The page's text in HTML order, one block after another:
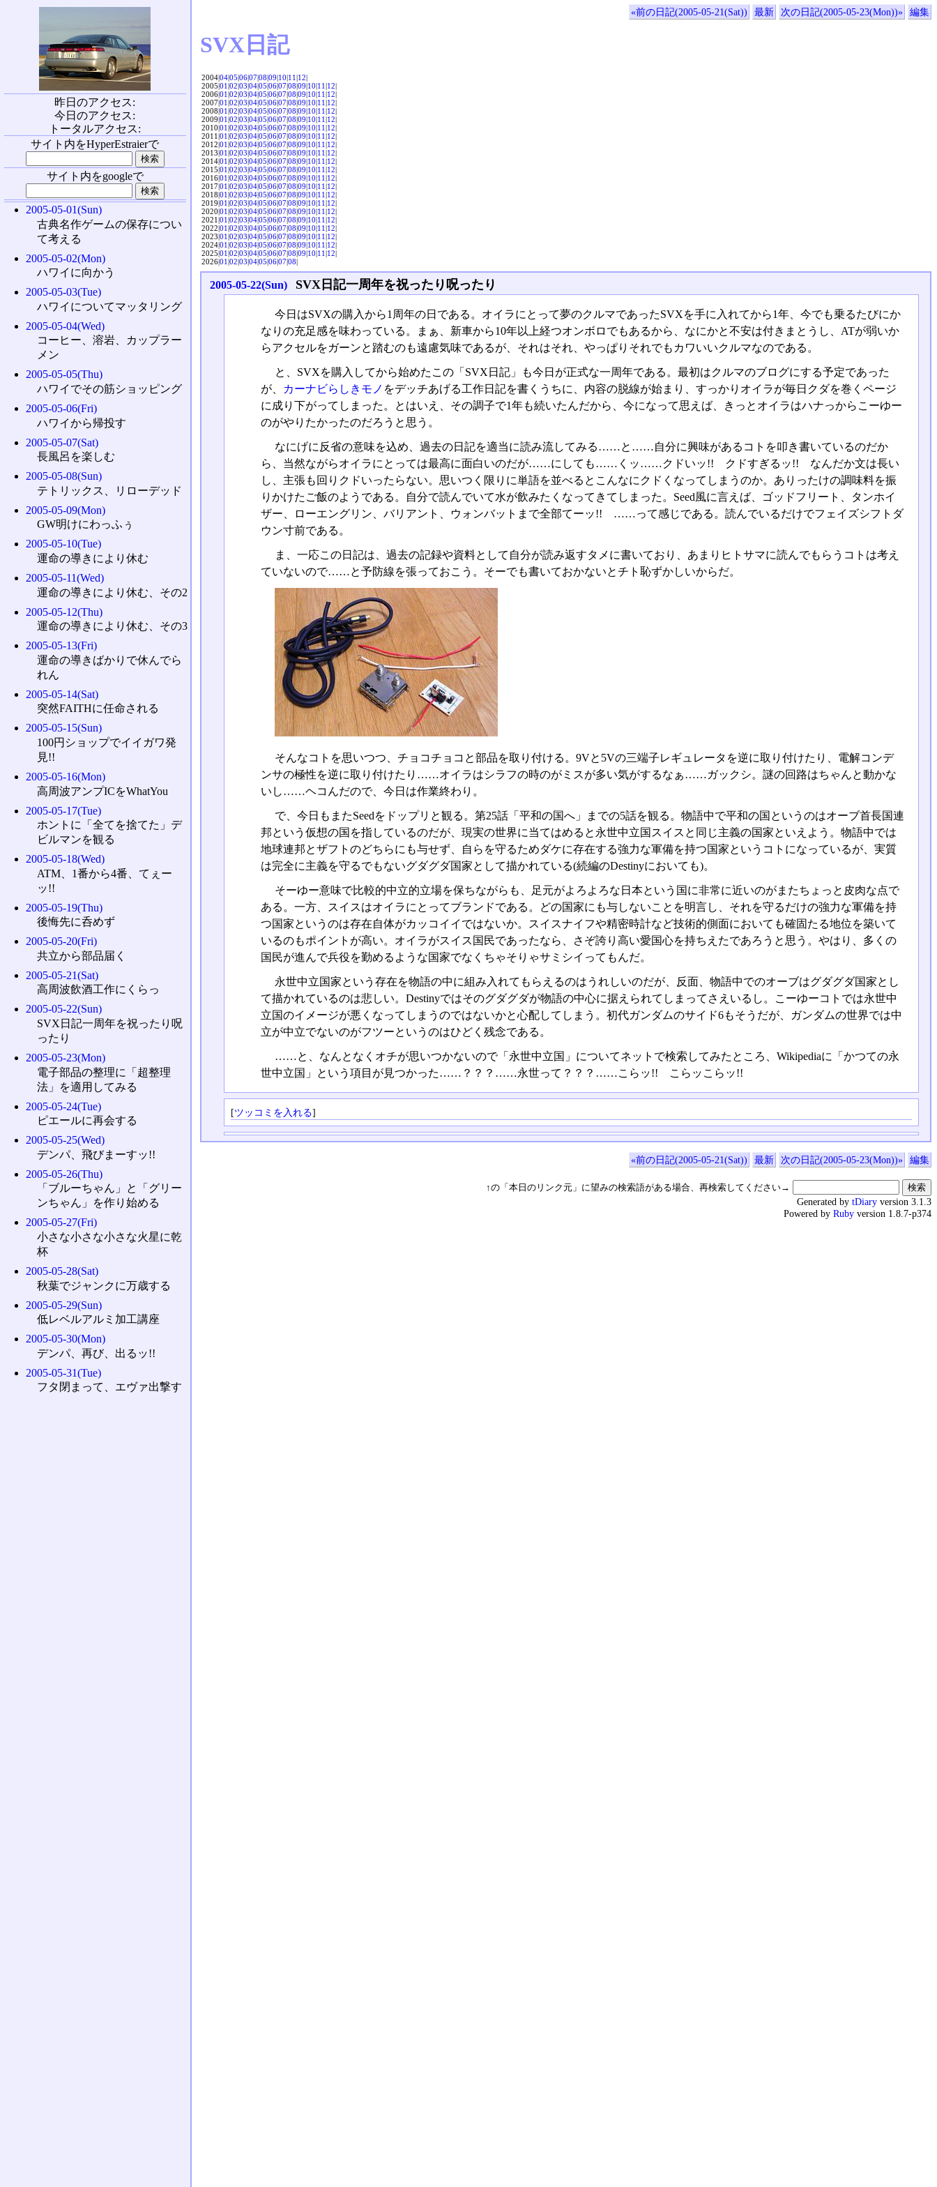
«前の日記(2005-05-21(Sat)) 最新 次の日記(2005-05-23(Mon))» 編集
SVX日記
2004|04|05|06|07|08|09|10|11|12|
2005|01|02|03|04|05|06|07|08|09|10|11|12|
2006|01|02|03|04|05|06|07|08|09|10|11|12|
2007|01|02|03|04|05|06|07|08|09|10|11|12|
2008|01|02|03|04|05|06|07|08|09|10|11|12|
2009|01|02|03|04|05|06|07|08|09|10|11|12|
2010|01|02|03|04|05|06|07|08|09|10|11|12|
2011|01|02|03|04|05|06|07|08|09|10|11|12|
2012|01|02|03|04|05|06|07|08|09|10|11|12|
2013|01|02|03|04|05|06|07|08|09|10|11|12|
2014|01|02|03|04|05|06|07|08|09|10|11|12|
2015|01|02|03|04|05|06|07|08|09|10|11|12|
2016|01|02|03|04|05|06|07|08|09|10|11|12|
2017|01|02|03|04|05|06|07|08|09|10|11|12|
2018|01|02|03|04|05|06|07|08|09|10|11|12|
2019|01|02|03|04|05|06|07|08|09|10|11|12|
2020|01|02|03|04|05|06|07|08|09|10|11|12|
2021|01|02|03|04|05|06|07|08|09|10|11|12|
2022|01|02|03|04|05|06|07|08|09|10|11|12|
2023|01|02|03|04|05|06|07|08|09|10|11|12|
2024|01|02|03|04|05|06|07|08|09|10|11|12|
2025|01|02|03|04|05|06|07|08|09|10|11|12|
2026|01|02|03|04|05|06|07|08|
2005-05-22(Sun) SVX日記一周年を祝ったり呪ったり
今日はSVXの購入から1周年の日である。オイラにとって夢のクルマであったSVXを手に入れてから1年、今でも乗るたびにか
なりの充足感を味わっている。まぁ、新車から10年以上経つオンボロでもあるから、なにかと不安は付きまとうし、ATが弱いか
らアクセルをガーンと踏むのも遠慮気味であるが、それはそれ、やっぱりそれでもカワいいクルマなのである。
と、SVXを購入してから始めたこの「SVX日記」も今日が正式な一周年である。最初はクルマのブログにする予定であった
が、
カーナビらしきモノ をデッチあげる工作日記を書くうちに、内容の脱線が始まり、すっかりオイラが毎日クダを巻くページ
に成り下がってしまった。とはいえ、その調子で1年も続いたんだから、今になって思えば、きっとオイラはハナっからこーゆー
のがやりたかったのだろうと思う。
なにげに反省の意味を込め、過去の日記を適当に読み流してみる……と……自分に興味があるコトを叩き書いているのだか
ら、当然ながらオイラにとっては最高に面白いのだが……にしても……くッ……クドいッ!! クドすぎるッ!! なんだか文は長い
し、主張も回りクドいったらない。思いつく限りに単語を並べるとこんなにクドくなってしまうのか。ありったけの調味料を振
りかけたご飯のようである。自分で読んでいて水が飲みたくなってきてしまった。Seed風に言えば、ゴッドフリート、タンホイ
ザー、ローエングリン、バリアント、ウォンバットまで全部てーッ!! ……って感じである。読んでいるだけでフェイズシフトダ
ウン寸前である。
ま、一応この日記は、過去の記録や資料として自分が読み返すタメに書いており、あまりヒトサマに読んでもらうコトは考え
ていないので……と予防線を張っておこう。そーでも書いておかないとチト恥ずかしいからだ。
そんなコトを思いつつ、チョコチョコと部品を取り付ける。9Vと5Vの三端子レギュレータを逆に取り付けたり、電解コンデ
ンサの極性を逆に取り付けたり……オイラはシラフの時のがミスが多い気がするなぁ……ガックシ。謎の回路はちゃんと動かな
いし……ヘコんだので、今日は作業終わり。
で、今日もまたSeedをドップリと観る。第25話「平和の国へ」までの5話を観る。物語中で平和の国というのはオーブ首長国連
邦という仮想の国を指しているのだが、現実の世界に当てはめると永世中立国スイスと同じ主義の国家といえよう。物語中では
地球連邦とザフトのどちらにも与せず、自らを守るためダケに存在する強力な軍備を持つ国家というコトになっているが、実質
は完全に主義を守るでもないグダグダ国家として描かれている(続編のDestinyにおいても)。
そーゆー意味で比較的中立的立場を保ちながらも、足元がよろよろな日本という国に非常に近いのがまたちょっと皮肉な点で
ある。一方、スイスはオイラにとってブランドである。どの国家にも与しないことを明言し、それを守るだけの強力な軍備を持
つ国家というのは存在自体がカッコイイではないか。スイスナイフや精密時計など技術的側面においても確固たる地位を築いて
いるのもポイントが高い。オイラがスイス国民であったなら、さぞ誇り高い愛国心を持ちえたであろうと思う。やはり、多くの
国民が進んで兵役を勤めるような国家でなくちゃそりゃサミシイってもんだ。
永世中立国家という存在を物語の中に組み入れてもらえるのはうれしいのだが、反面、物語中でのオーブはグダグダ国家とし
て描かれているのは悲しい。Destinyではそのグダグダが物語の中心に据えられてしまってさえいるし。こーゆーコトでは永世中
立国のイメージが悪くなってしまうのではないかと心配してしまう。初代ガンダムのサイド6もそうだが、ガンダムの世界では中
立が中立でないのがフツーというのはひどく残念である。
……と、なんとなくオチが思いつかないので「永世中立国」についてネットで検索してみたところ、Wikipediaに「かつての永
世中立国」という項目が見つかった……？？？……永世って？？？……こらッ!! こらッこらッ!!
[ツッコミを入れる]
«前の日記(2005-05-21(Sat)) 最新 次の日記(2005-05-23(Mon))» 編集
↑の「本日のリンク元」に望みの検索語がある場合、再検索してください→
昨日のアクセス:
今日のアクセス:
トータルアクセス:
サイト内をHyperEstraierで
サイト内をgoogleで
2005-05-01(Sun)
古典名作ゲームの保存につい
て考える
2005-05-02(Mon)
ハワイに向かう
2005-05-03(Tue)
ハワイについてマッタリング
2005-05-04(Wed)
コーヒー、溶岩、カップラー
メン
2005-05-05(Thu)
ハワイでその筋ショッピング
2005-05-06(Fri)
ハワイから帰投す
2005-05-07(Sat)
長風呂を楽しむ
2005-05-08(Sun)
テトリックス、リローデッド
2005-05-09(Mon)
GW明けにわっふぅ
2005-05-10(Tue)
運命の導きにより休む
2005-05-11(Wed)
運命の導きにより休む、その2
2005-05-12(Thu)
運命の導きにより休む、その3
2005-05-13(Fri)
運命の導きばかりで休んでら
れん
2005-05-14(Sat)
突然FAITHに任命される
2005-05-15(Sun)
100円ショップでイイガワ発
見!!
2005-05-16(Mon)
高周波アンプICをWhatYou
2005-05-17(Tue)
ホントに「全てを捨てた」デ
ビルマンを観る
2005-05-18(Wed)
ATM、1番から4番、てぇー
ッ!!
2005-05-19(Thu)
後悔先に呑めず
2005-05-20(Fri)
共立から部品届く
2005-05-21(Sat)
高周波飲酒工作にくらっ
2005-05-22(Sun)
SVX日記一周年を祝ったり呪
ったり
2005-05-23(Mon)
電子部品の整理に「超整理
法」を適用してみる
2005-05-24(Tue)
ピエールに再会する
2005-05-25(Wed)
デンパ、飛びまーすッ!!
2005-05-26(Thu)
「ブルーちゃん」と「グリー
ンちゃん」を作り始める
2005-05-27(Fri)
小さな小さな小さな火星に乾
杯
2005-05-28(Sat)
秋葉でジャンクに万歳する
2005-05-29(Sun)
低レベルアルミ加工講座
2005-05-30(Mon)
デンパ、再び、出るッ!!
2005-05-31(Tue)
フタ閉まって、エヴァ出撃す
Generated by tDiary version 3.1.3
Powered by Ruby version 1.8.7-p374